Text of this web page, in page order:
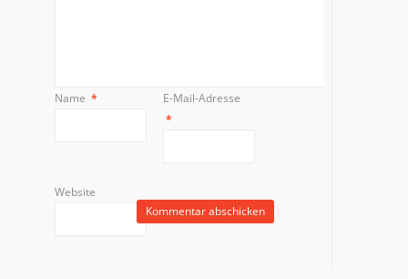
Name *
E-Mail-Adresse
*
Website